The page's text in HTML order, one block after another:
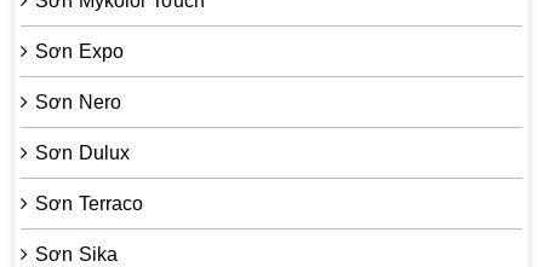
Sơn Expo
Sơn Nero
Sơn Dulux
Sơn Terraco
Sơn Sika